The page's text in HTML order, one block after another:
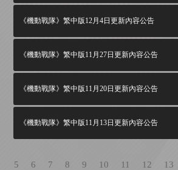
《機動戰隊》繁中版12月4日更新內容公告
《機動戰隊》繁中版11月27日更新內容公告
《機動戰隊》繁中版11月20日更新內容公告
《機動戰隊》繁中版11月13日更新內容公告
5 6 7 8 9 10 11 12 13